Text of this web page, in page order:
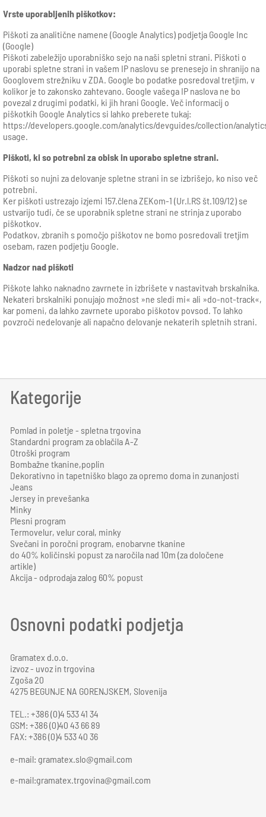
Vrste uporabljenih piškotkov:
Piškoti za analitične namene (Google Analytics) podjetja Google Inc
(Google)
Piškoti zabeležijo uporabniško sejo na naši spletni strani. Piškoti o
uporabi spletne strani in vašem IP naslovu se prenesejo in shranijo na
Googlovem strežniku v ZDA. Google bo podatke posredoval tretjim, v
kolikor je to zakonsko zahtevano. Google vašega IP naslova ne bo
povezal z drugimi podatki, ki jih hrani Google. Več informacij o
piškotkih Google Analytics si lahko preberete tukaj:
https://developers.google.com/analytics/devguides/collection/
usage.
Piškoti, ki so potrebni za obisk in uporabo spletne strani.
Piškoti so nujni za delovanje spletne strani in se izbrišejo, ko niso več
potrebni.
Ker piškoti ustrezajo izjemi 157.člena ZEKom-1 (Ur.l.RS št.109/12) se
ustvarijo tudi, če se uporabnik spletne strani ne strinja z uporabo
piškotkov.
Podatkov, zbranih s pomočjo piškotov ne bomo posredovali tretjim
osebam, razen podjetju Google.
Nadzor nad piškoti
Piškote lahko naknadno zavrnete in izbrišete v nastavitvah brskalnika.
Nekateri brskalniki ponujajo možnost »ne sledi mi« ali »do-not-track«,
kar pomeni, da lahko zavrnete uporabo piškotov povsod. To lahko
povzroči nedelovanje ali napačno delovanje nekaterih spletnih strani.
Kategorije
Pomlad in poletje - spletna trgovina
Standardni program za oblačila A-Z
Otroški program
Bombažne tkanine,poplin
Dekorativno in tapetniško blago za opremo doma in zunanjosti
Jeans
Jersey in prevešanka
Minky
Plesni program
Termovelur, velur coral, minky
Svečani in poročni program, enobarvne tkanine
do 40% količinski popust za naročila nad 10m (za določene
artikle)
Akcija - odprodaja zalog 60% popust
Osnovni podatki podjetja
Gramatex d.o.o.
izvoz - uvoz in trgovina
Zgoša 20
4275 BEGUNJE NA GORENJSKEM, Slovenija
TEL.: +386 (0)4 533 41 34
GSM: +386 (0)40 43 66 89
FAX: +386 (0)4 533 40 36
e-mail: gramatex.slo@gmail.com
e-mail:gramatex.trgovina@gmail.com